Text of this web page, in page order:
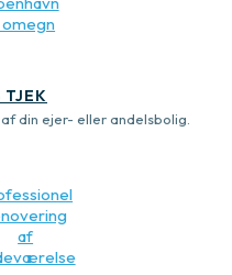
TJEK
din ejer- eller andelsbolig.